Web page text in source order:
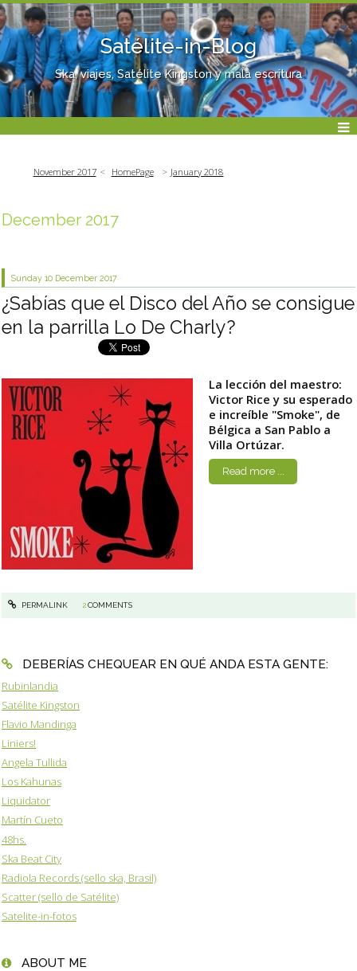
Satélite-in-Blog
Ska, viajes, Satélite Kingston y mala escritura
November 2017 HomePage January 2018
December 2017
Sunday 10 December 2017
¿Sabías que el Disco del Año se consigue
en la parrilla Lo De Charly?
La lección del maestro:
Victor Rice y su esperado
e increíble "Smoke", de
Bélgica a San Pablo a
Villa Ortúzar.
Read more ...
PERMALINK 2COMMENTS
DEBERÍAS CHEQUEAR EN QUÉ ANDA ESTA GENTE:
Rubinlandia
Satélite Kingston
Flavio Mandinga
Liniers!
Angela Tullida
Los Kahunas
Liquidator
Martín Cueto
48hs.
Ska Beat City
Radiola Records (sello ska, Brasil)
Scatter (sello de Satélite)
Satelite-in-fotos
ABOUT ME